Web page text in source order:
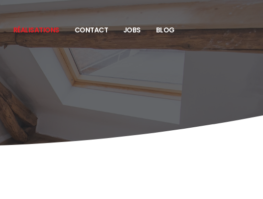
RÉALISATIONS CONTACT JOBS BLOG